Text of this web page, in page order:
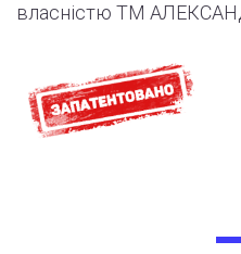
власністю ТМ